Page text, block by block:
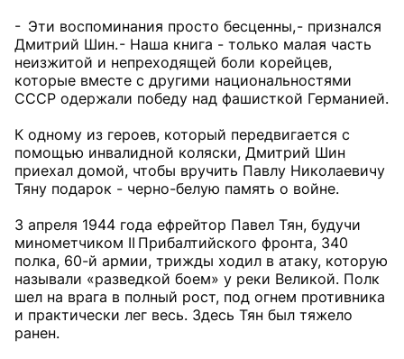
- Эти воспоминания просто бесценны, - признался
Дмитрий Шин. - Наша книга - только малая часть
неизжитой и непреходящей боли корейцев,
которые вместе с другими национальностями
СССР одержали победу над фашисткой Германией.
К одному из героев, который передвигается с
помощью инвалидной коляски, Дмитрий Шин
приехал домой, чтобы вручить Павлу Николаевичу
Тяну подарок - черно-белую память о войне.
3 апреля 1944 года ефрейтор Павел Тян, будучи
минометчиком II Прибалтийского фронта, 340
полка, 60-й армии, трижды ходил в атаку, которую
называли «разведкой боем» у реки Великой. Полк
шел на врага в полный рост, под огнем противника
и практически лег весь. Здесь Тян был тяжело
ранен.